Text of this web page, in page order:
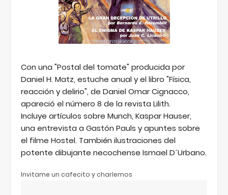
Con una "Postal del tomate" producida por
Daniel H. Matz, estuche anual y el libro "Física,
reacción y delirio", de Daniel Omar Cignacco,
apareció el número 8 de la revista Lilith.
Incluye artículos sobre Munch, Kaspar Hauser,
una entrevista a Gastón Pauls y apuntes sobre
el filme Hostel. También ilustraciones del
potente dibujante necochense Ismael D´Urbano.
Invitame un cafecito y charlemos